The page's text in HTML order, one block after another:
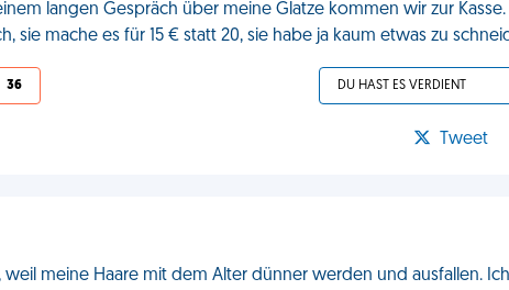
langen Gespräch über meine Glatze kommen wir zur
sie mache es für 15 € statt 20, sie habe ja kaum etwas zu
36 DU HAST ES VERDIENT
Tweet
weil meine Haare mit dem Alter dünner werden und ausfallen.